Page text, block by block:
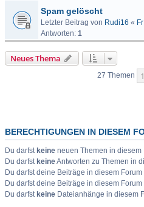
Spam gelöscht
Letzter Beitrag von Rudi16 «
Antworten: 1
Neues Thema
27 Themen 1
BERECHTIGUNGEN IN DIESEM
Du darfst keine neuen Themen in diesem
Du darfst keineAntworten zu Themen in
Du darfst deine Beiträge in diesem Forum
Du darfst deine Beiträge in diesem Forum
Du darfst keine Dateianhänge in diesem